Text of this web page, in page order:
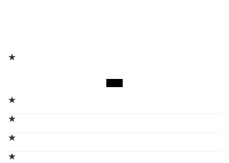
★
★
★
★
★